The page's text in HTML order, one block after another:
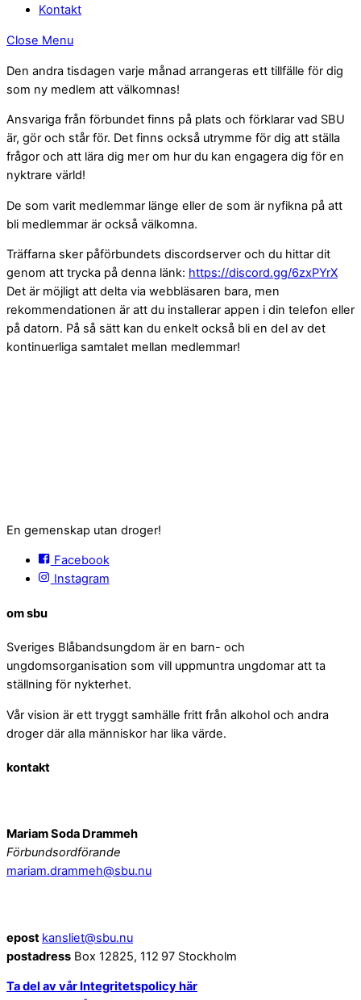
Kontakt
Close Menu
Den andra tisdagen varje månad arrangeras ett tillfälle för dig
som ny medlem att välkomnas!
Ansvariga från förbundet finns på plats och förklarar vad SBU
är, gör och står för. Det finns också utrymme för dig att ställa
frågor och att lära dig mer om hur du kan engagera dig för en
nyktrare värld!
De som varit medlemmar länge eller de som är nyfikna på att
bli medlemmar är också välkomna.
Träffarna sker påförbundets discordserver och du hittar dit
genom att trycka på denna länk: https://discord.gg/6zxPYrX
Det är möjligt att delta via webbläsaren bara, men
rekommendationen är att du installerar appen i din telefon eller
på datorn. På så sätt kan du enkelt också bli en del av det
kontinuerliga samtalet mellan medlemmar!
En gemenskap utan droger!
Facebook
Instagram
om sbu
Sveriges Blåbandsungdom är en barn- och
ungdomsorganisation som vill uppmuntra ungdomar att ta
ställning för nykterhet.
Vår vision är ett tryggt samhälle fritt från alkohol och andra
droger där alla människor har lika värde.
kontakt
Mariam Soda Drammeh
Förbundsordförande
mariam.drammeh@sbu.nu
epost kansliet@sbu.nu
postadress Box 12825, 112 97 Stockholm
Ta del av vår Integritetspolicy här